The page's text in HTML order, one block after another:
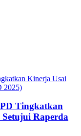
Tingkatkan
Raperda